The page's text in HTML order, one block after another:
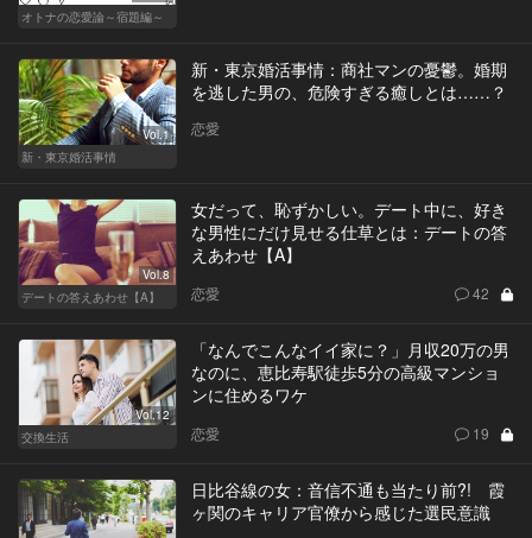
オトナの恋愛論～宿題編～
Vol.1
新・東京婚活事情
新・東京婚活事情：商社マンの憂鬱。婚期
を逃した男の、危険すぎる癒しとは……？
恋愛
Vol.8
デートの答えあわせ【A】
女だって、恥ずかしい。デート中に、好き
な男性にだけ見せる仕草とは：デートの答
えあわせ【A】
恋愛 42
Vol.12
交換生活
「なんでこんなイイ家に？」月収20万の男
なのに、恵比寿駅徒歩5分の高級マンショ
ンに住めるワケ
恋愛 19
日比谷線の女：音信不通も当たり前?! 霞
ヶ関のキャリア官僚から感じた選民意識